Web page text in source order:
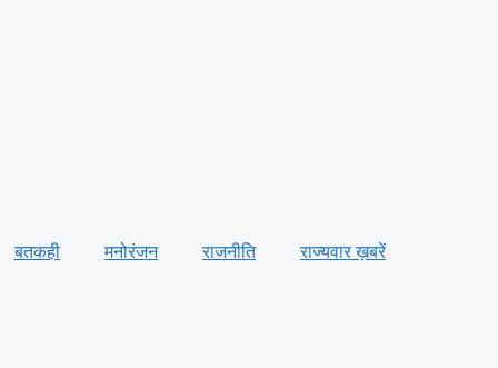
बतकही मनोरंजन राजनीति राज्यवार ख़बरें